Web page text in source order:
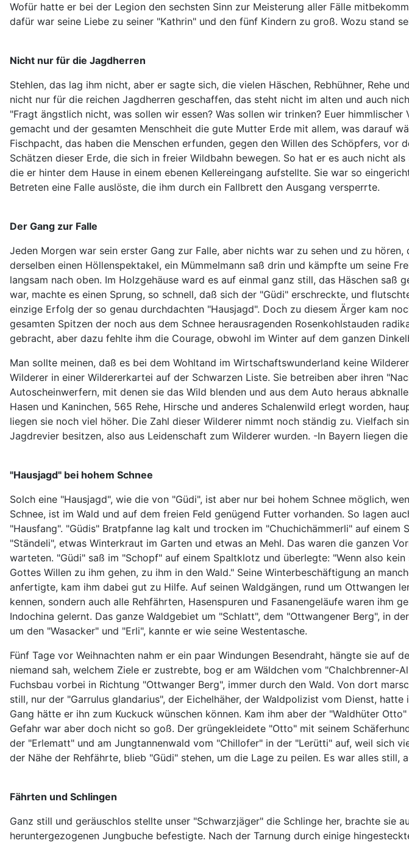
Wofür hatte er bei der Legion den sechsten Sinn zur Meisterung aller Fälle
dafür war seine Liebe zu seiner "Kathrin" und den fünf Kindern zu groß. Wozu stand
Nicht nur für die Jagdherren
Stehlen, das lag ihm nicht, aber er sagte sich, die vielen Häschen, Rebhühner, Rehe
nicht nur für die reichen Jagdherren geschaffen, das steht nicht im alten und auch
"Fragt ängstlich nicht, was sollen wir essen? Was sollen wir trinken? Euer
gemacht und der gesamten Menschheit die gute Mutter Erde mit allem, was darauf
Fischpacht, das haben die Menschen erfunden, gegen den Willen des Schöpfers,
Schätzen dieser Erde, die sich in freier Wildbahn bewegen. So hat er es auch nicht
die er hinter dem Hause in einem ebenen Kellereingang aufstellte. Sie war so
Betreten eine Falle auslöste, die ihm durch ein Fallbrett den Ausgang versperrte.
Der Gang zur Falle
Jeden Morgen war sein erster Gang zur Falle, aber nichts war zu sehen und zu
derselben einen Höllenspektakel, ein Mümmelmann saß drin und kämpfte um seine
langsam nach oben. Im Holzgehäuse ward es auf einmal ganz still, das Häschen
war, machte es einen Sprung, so schnell, daß sich der "Güdi" erschreckte, und
einzige Erfolg der so genau durchdachten "Hausjagd". Doch zu diesem Ärger kam
gesamten Spitzen der noch aus dem Schnee herausragenden Rosenkohlstauden
gebracht, aber dazu fehlte ihm die Courage, obwohl im Winter auf dem ganzen
Man sollte meinen, daß es bei dem Wohltand im Wirtschaftswunderland keine
Wilderer in einer Wildererkartei auf der Schwarzen Liste. Sie betreiben aber ihren
Autoscheinwerfern, mit denen sie das Wild blenden und aus dem Auto heraus
Hasen und Kaninchen, 565 Rehe, Hirsche und anderes Schalenwild erlegt worden,
liegen sie noch viel höher. Die Zahl dieser Wilderer nimmt noch ständig zu. Vielfach
Jagdrevier besitzen, also aus Leidenschaft zum Wilderer wurden. -In Bayern liegen
"Hausjagd" bei hohem Schnee
Solch eine "Hausjagd", wie die von "Güdi", ist aber nur bei hohem Schnee möglich,
Schnee, ist im Wald und auf dem freien Feld genügend Futter vorhanden. So lagen
"Hausfang". "Güdis" Bratpfanne lag kalt und trocken im "Chuchichämmerli" auf
"Ständeli", etwas Winterkraut im Garten und etwas an Mehl. Das waren die ganzen
warteten. "Güdi" saß im "Schopf" auf einem Spaltklotz und überlegte: "Wenn also
Gottes Willen zu ihm gehen, zu ihm in den Wald." Seine Winterbeschäftigung an
anfertigte, kam ihm dabei gut zu Hilfe. Auf seinen Waldgängen, rund um Ottwangen
kennen, sondern auch alle Rehfährten, Hasenspuren und Fasanengeläufe waren ihm
Indochina gelernt. Das ganze Waldgebiet um "Schlatt", dem "Ottwangener Berg", in
um den "Wasacker" und "Erli", kannte er wie seine Westentasche.
Fünf Tage vor Weihnachten nahm er ein paar Windungen Besendraht, hängte sie
niemand sah, welchem Ziele er zustrebte, bog er am Wäldchen vom
Fuchsbau vorbei in Richtung "Ottwanger Berg", immer durch den Wald. Von dort
still, nur der "Garrulus glandarius", der Eichelhäher, der Waldpolizist vom Dienst,
Gang hätte er ihn zum Kuckuck wünschen können. Kam ihm aber der "Waldhüter
Gefahr war aber doch nicht so goß. Der grüngekleidete "Otto" mit seinem
der "Erlematt" und am Jungtannenwald vom "Chillofer" in der "Lerütti" auf, weil sich
der Nähe der Rehfährte, blieb "Güdi" stehen, um die Lage zu peilen. Es war alles
Fährten und Schlingen
Ganz still und geräuschlos stellte unser "Schwarzjäger" die Schlinge her, brachte sie
heruntergezogenen Jungbuche befestigte. Nach der Tarnung durch einige